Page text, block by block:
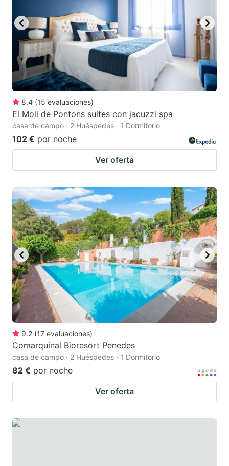
to
get
the
keyboard
shortcuts
for
changing
dates.
to
get
the
keyboard
shortcuts
changing
dates.
8.4 (15 evaluaciones)
El Moli de Pontons suites con jacuzzi spa
casa de campo · 2 Huéspedes · 1 Dormitorio
102 € por noche
Ver oferta
9.2 (17 evaluaciones)
Comarquinal Bioresort Penedes
casa de campo · 2 Huéspedes · 1 Dormitorio
82 € por noche
Ver oferta